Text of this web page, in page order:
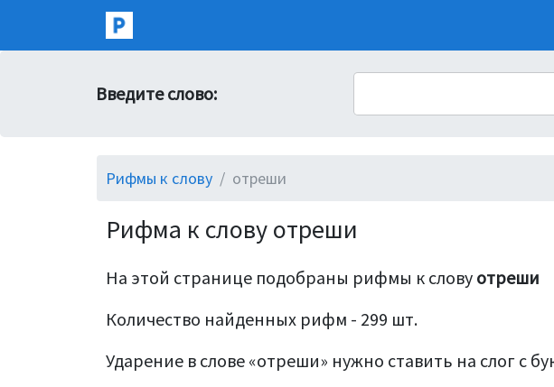
Введите слово:
Рифмы к слову отреши
Рифма к слову отреши
На этой странице подобраны рифмы к слову отреши
Количество найденных рифм - 299 шт.
Ударение в слове «отреши» нужно ставить на слог с